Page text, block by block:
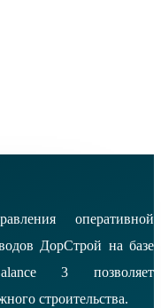
оперативной
ДорСтрой на базе
3 позволяет
строительства.